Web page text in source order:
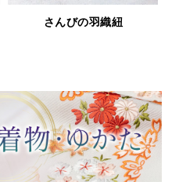
＆小物「印傳